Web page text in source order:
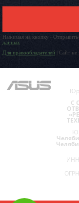
Нажимая на кнопку
данных
Для правообладателей | Сайт не
С